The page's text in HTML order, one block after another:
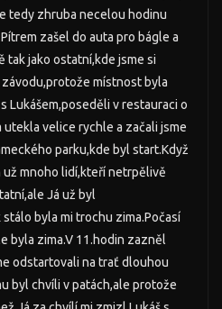
tedy zhruba necelou hodinu
zašel do auta pro bágle a
tak jako ostatní,kde jsme si
místnost byla
Lukášem,poseděli v restauraci o
utekla velice rychle a začali jsme
parku,kde byl start.Když
už mnoho lidí,kteří netrpělivě
Já už byl
byla mi trochu zima.Počasí
byla zima.V 11.hodin zazněl
odstartovali na trať dlouhou
byl chvíli v patách,ale protože